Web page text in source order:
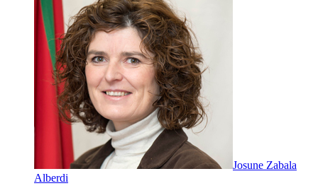
Josune Zabala
Alberdi